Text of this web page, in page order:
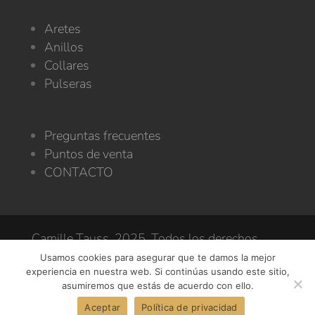
Aretes
Anillos
Collares
Pulseras
Preguntas frecuentes
Puntos de venta
CONTACTO
Camille Tauss. 2025. Todos los derechos
reservados
Envío gratis a toda la república en pedidos mayores a
Usamos cookies para asegurar que te damos la mejor
experiencia en nuestra web. Si continúas usando este sitio,
asumiremos que estás de acuerdo con ello.
Aceptar
Política de privacidad